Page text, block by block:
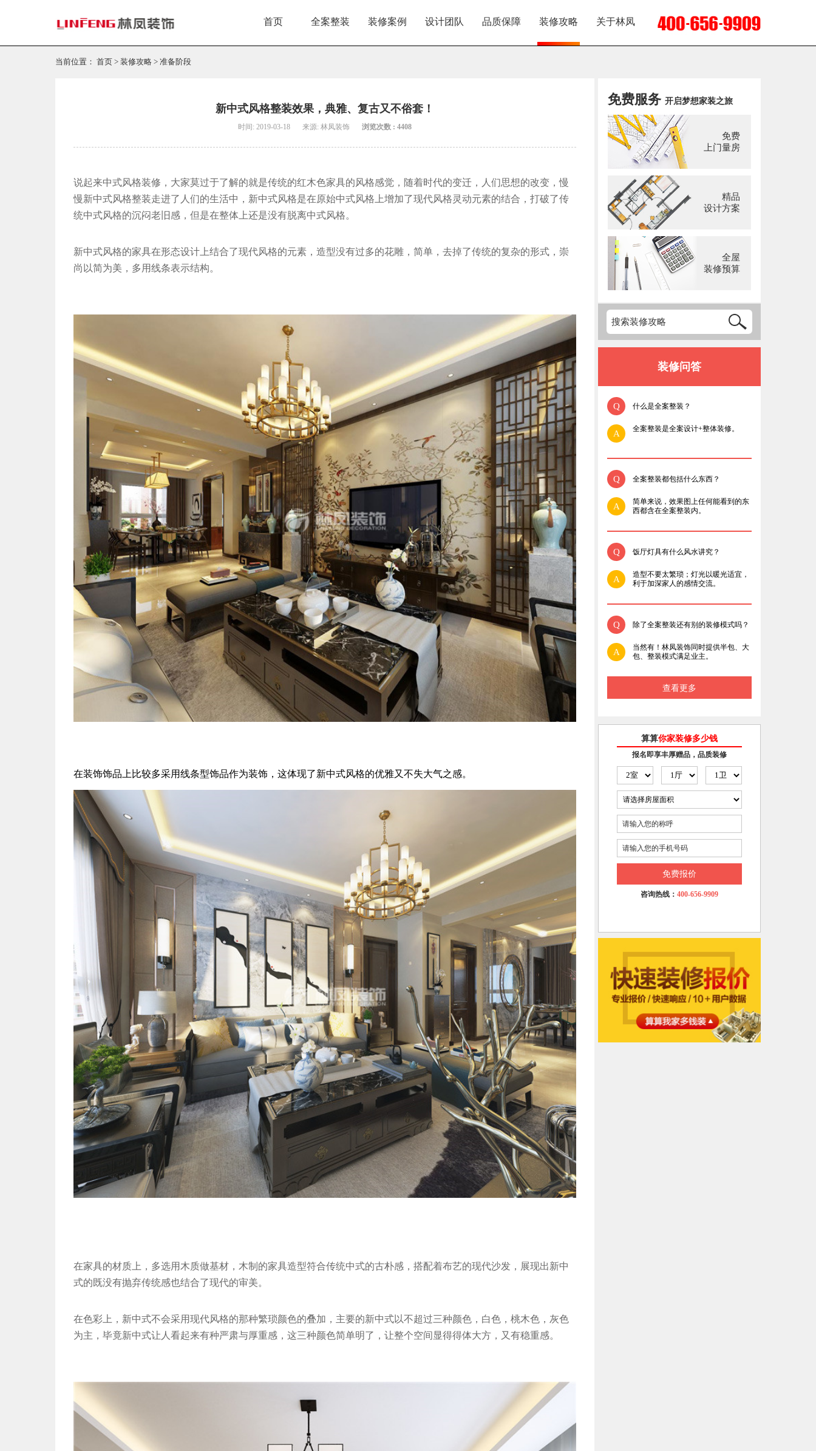
首页 全案整装 装修案例 设计团队 品质保障 装修攻略 关于林凤
当前位置： 首页 > 装修攻略 > 准备阶段
新中式风格整装效果，典雅、复古又不俗套！
时间: 2019-03-18 来源: 林凤装饰 浏览次数 : 4408
说起来中式风格装修，大家莫过于了解的就是传统的红木色家具的风格感觉，随着时代的变迁，人们思想的改变，慢
慢新中式风格整装走进了人们的生活中，新中式风格是在原始中式风格上增加了现代风格灵动元素的结合，打破了传
统中式风格的沉闷老旧感，但是在整体上还是没有脱离中式风格。
新中式风格的家具在形态设计上结合了现代风格的元素，造型没有过多的花雕，简单，去掉了传统的复杂的形式，崇
尚以简为美，多用线条表示结构。
在装饰饰品上比较多采用线条型饰品作为装饰，这体现了新中式风格的优雅又不失大气之感。
在家具的材质上，多选用木质做基材，木制的家具造型符合传统中式的古朴感，搭配着布艺的现代沙发，展现出新中
式的既没有抛弃传统感也结合了现代的审美。
在色彩上，新中式不会采用现代风格的那种繁琐颜色的叠加，主要的新中式以不超过三种颜色，白色，桃木色，灰色
为主，毕竟新中式让人看起来有种严肃与厚重感，这三种颜色简单明了，让整个空间显得得体大方，又有稳重感。
免费服务 开启梦想家装之旅
免费
上门量房
精品
设计方案
全屋
装修预算
装修问答
Q 什么是全案整装？
A 全案整装是全案设计+整体装修。
Q 全案整装都包括什么东西？
A
简单来说，效果图上任何能看到的东
西都含在全案整装内。
Q 饭厅灯具有什么风水讲究？
A
造型不要太繁琐；灯光以暖光适宜，
利于加深家人的感情交流。
Q 除了全案整装还有别的装修模式吗？
A
当然有！林凤装饰同时提供半包、大
包、整装模式满足业主。
查看更多
算算你家装修多少钱
报名即享丰厚赠品，品质装修
免费报价
咨询热线： 400-656-9909